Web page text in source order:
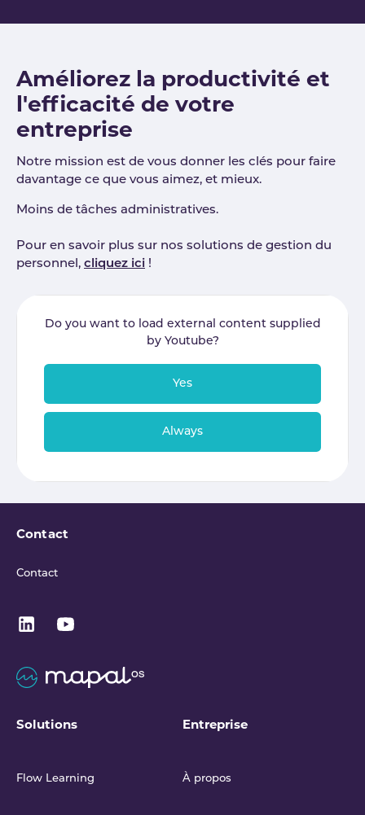
Améliorez la productivité et
l'efficacité de votre
entreprise
Notre mission est de vous donner les clés pour faire
davantage ce que vous aimez, et mieux.
Moins de tâches administratives.
Pour en savoir plus sur nos solutions de gestion du
personnel, cliquez ici !
Do you want to load external content supplied
by Youtube?
Yes
Always
Contact
Contact
Solutions
Flow Learning
Entreprise
À propos